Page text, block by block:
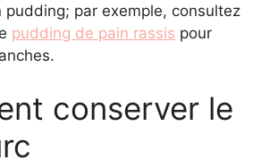
pudding; par exemple, consultez
pudding de pain rassis pour
conserver le